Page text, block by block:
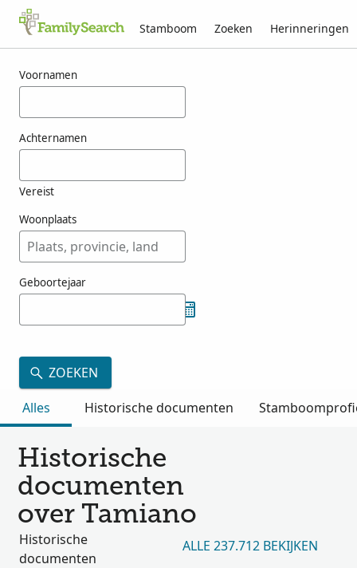
Stamboom Zoeken Herinneringen
Voornamen
Achternamen
Vereist
Woonplaats
Geboortejaar
ZOEKEN
Alles
Historische documenten
Historische
documenten
over Tamiano
Historische
documenten
ALLE 237.712 BEKIJKEN